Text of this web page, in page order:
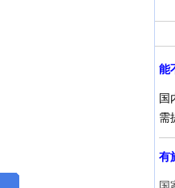
能
国
需
有